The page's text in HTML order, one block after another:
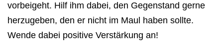
vorbeigeht. Hilf ihm dabei, den Gegenstand gerne
herzugeben, den er nicht im Maul haben sollte.
Wende dabei positive Verstärkung an!